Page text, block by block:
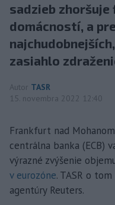
sadzieb
domácností, a
zasiahlo
Autor TASR
15. novembra 2022 12:40
Frankfurt nad
centrálna banka (ECB)
výrazné zvýšenie
v eurozóne. TASR o
agentúry Reuters.